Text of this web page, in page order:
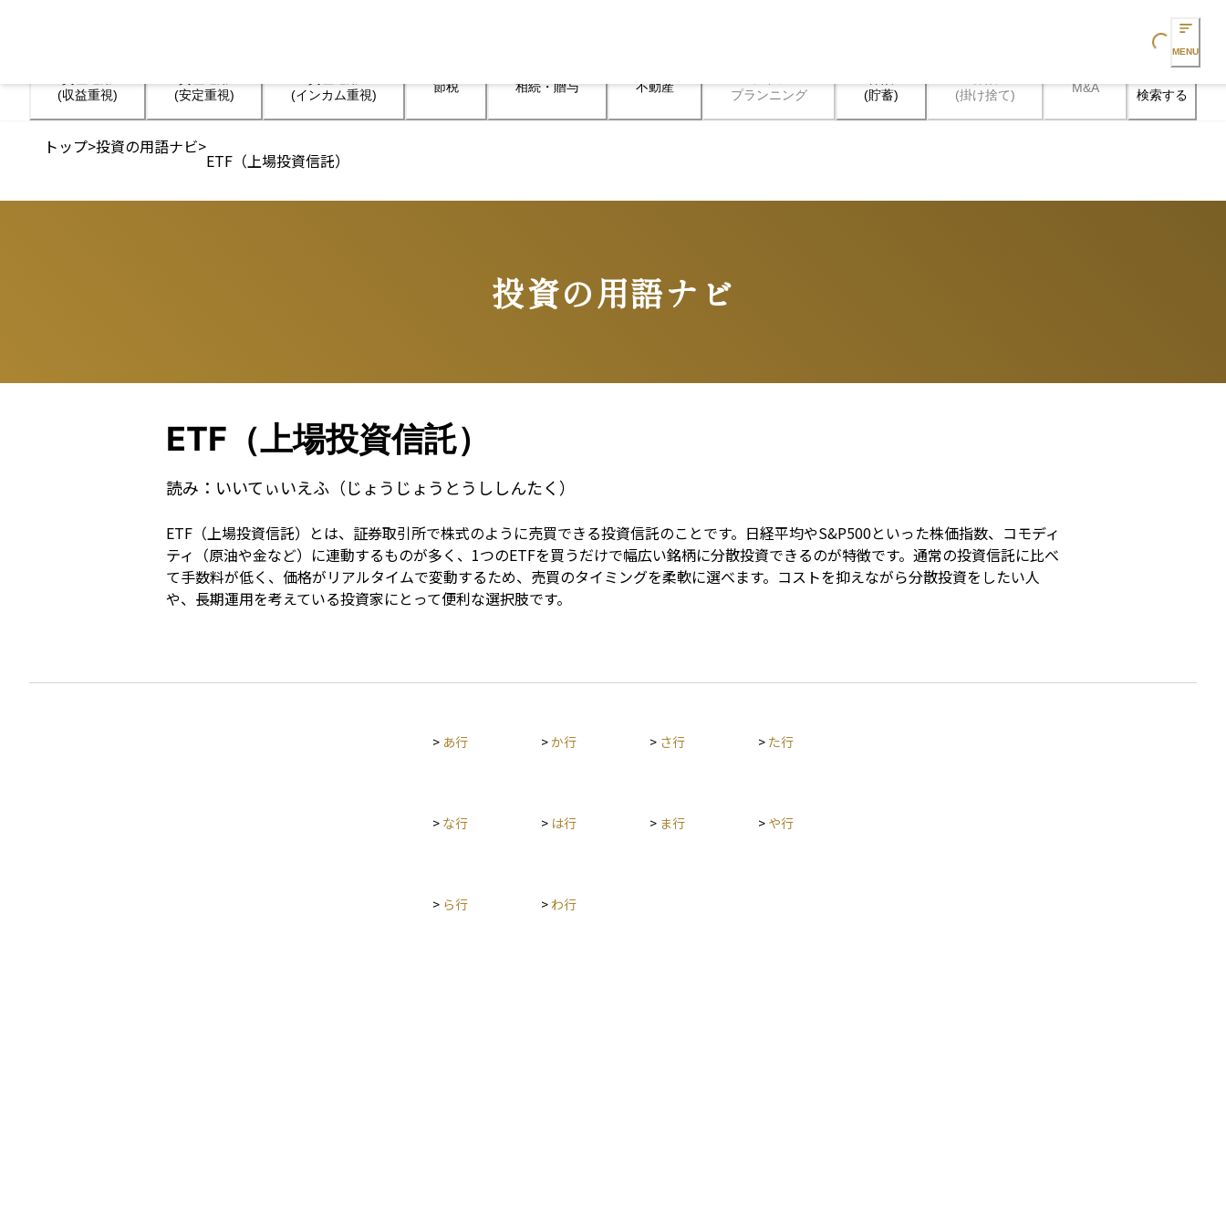
Loading...
MENU
(収益重視)
(安定重視)
(インカム重視)
節税 相続・贈与 不動産
プランニング
(貯蓄)
(掛け捨て)
M&A 検索する
トップ>投資の用語ナビ>
ETF（上場投資信託）
投資の用語ナビ
Terms
ETF（上場投資信託）
読み： いいてぃいえふ（じょうじょうとうししんたく）
ETF（上場投資信託）とは、証券取引所で株式のように売買できる投資信託のことです。日経平均やS&P500といった株価指数、コモディ
ティ（原油や金など）に連動するものが多く、1つのETFを買うだけで幅広い銘柄に分散投資できるのが特徴です。通常の投資信託に比べ
て手数料が低く、価格がリアルタイムで変動するため、売買のタイミングを柔軟に選べます。コストを抑えながら分散投資をしたい人
や、長期運用を考えている投資家にとって便利な選択肢です。
> あ行 >か行 > さ行 > た行
> な行 > は行 > ま行 > や行
> ら行 > わ行